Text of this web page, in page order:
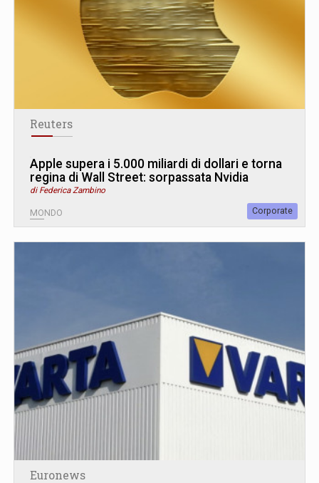
Reuters
Apple supera i 5.000 miliardi di dollari e torna
regina di Wall Street: sorpassata Nvidia
di Federica Zambino
MONDO Corporate
Euronews